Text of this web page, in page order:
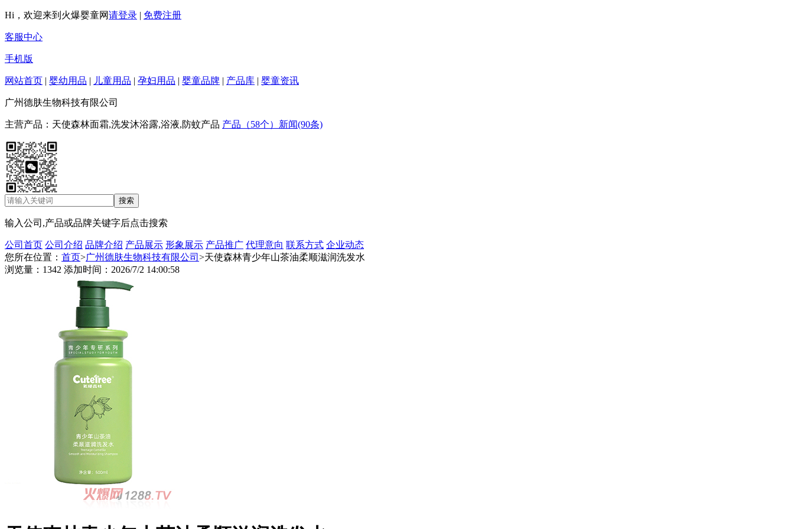
Hi，欢迎来到火爆婴童网请登录 | 免费注册
客服中心
手机版
网站首页 | 婴幼用品 | 儿童用品 | 孕妇用品 | 婴童品牌 | 产品库 | 婴童资讯
广州德肤生物科技有限公司
主营产品：天使森林面霜,洗发沐浴露,浴液,防蚊产品 产品（58个） 新闻(90条)
输入公司,产品或品牌关键字后点击搜索
公司首页 公司介绍 品牌介绍 产品展示 形象展示 产品推广 代理意向 联系方式 企业动态
您所在位置： 首页>广州德肤生物科技有限公司 >天使森林青少年山茶油柔顺滋润洗发水
浏览量：1342 添加时间：2026/7/2 14:00:58